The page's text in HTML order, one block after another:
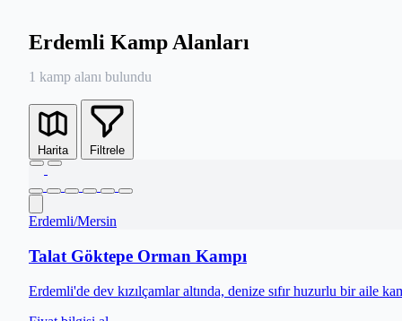
Erdemli Kamp Alanları
1 kamp alanı bulundu
Harita Filtrele
Erdemli/Mersin
Talat Göktepe Orman Kampı
Erdemli'de dev kızılçamlar altında, denize sıfır huzurlu bir aile